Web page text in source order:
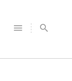
menu search